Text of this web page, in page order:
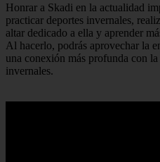
Honrar a Skadi en la actualidad
practicar deportes invernales,
altar dedicado a ella y aprender
Al hacerlo, podrás aprovechar la
una conexión más profunda con
invernales.